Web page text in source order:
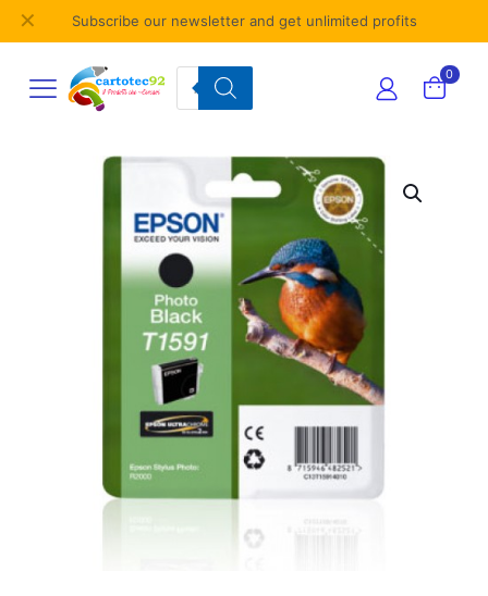
Subscribe our newsletter and get unlimited profits
✕
Products
search
0